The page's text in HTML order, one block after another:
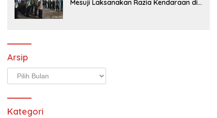
Mesuji Laksanakan Razia Kendaraan di
Arsip
Arsip
Kategori